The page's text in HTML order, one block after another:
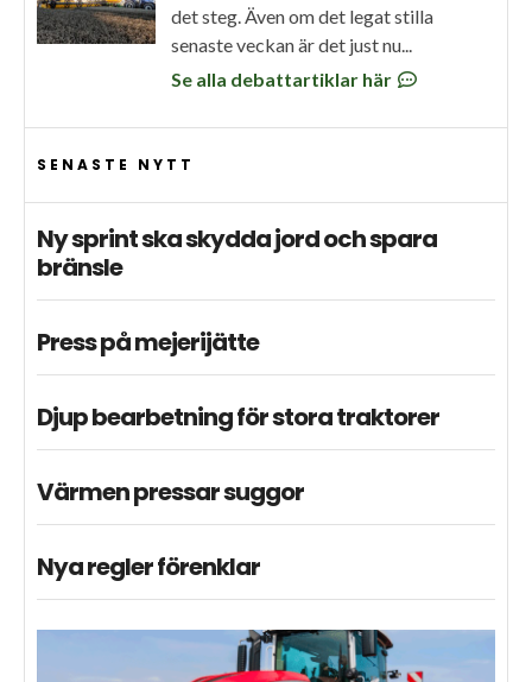
det steg. Även om det legat stilla
senaste veckan är det just nu...
Se alla debattartiklar här
SENASTE NYTT
Ny sprint ska skydda jord och spara
bränsle
Press på mejerijätte
Djup bearbetning för stora traktorer
Värmen pressar suggor
Nya regler förenklar